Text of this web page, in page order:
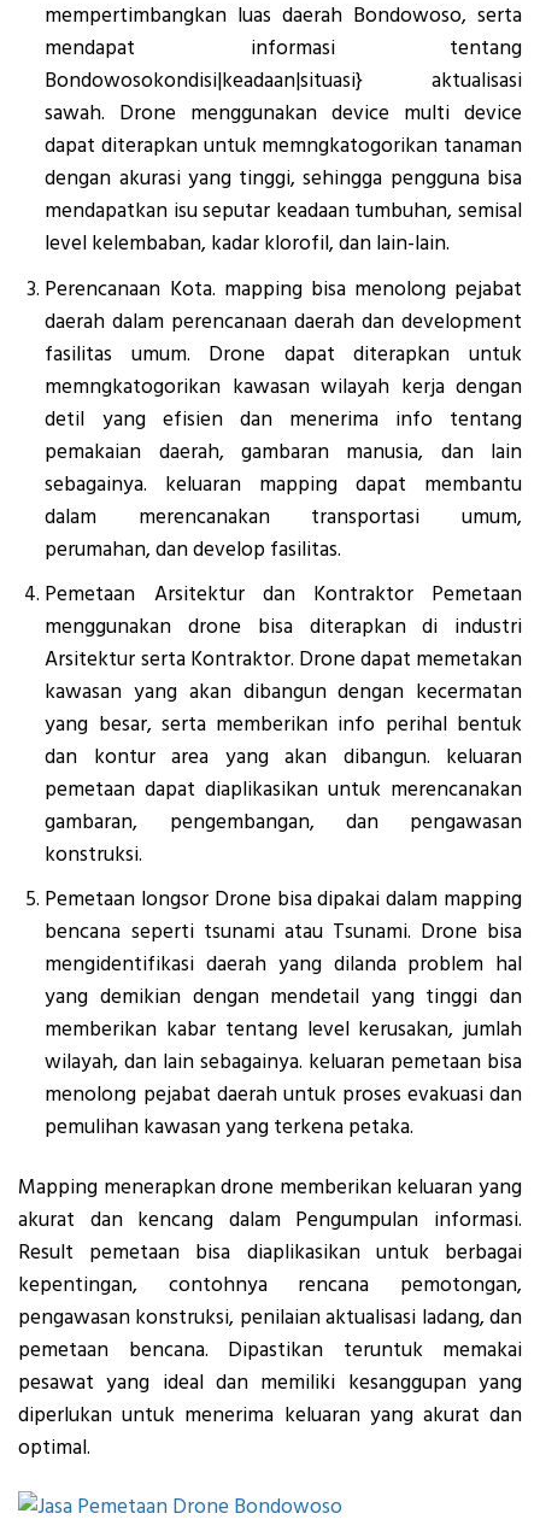
mempertimbangkan luas daerah Bondowoso, serta
mendapat informasi tentang
Bondowosokondisi|keadaan|situasi} aktualisasi
sawah. Drone menggunakan device multi device
dapat diterapkan untuk memngkatogorikan tanaman
dengan akurasi yang tinggi, sehingga pengguna bisa
mendapatkan isu seputar keadaan tumbuhan, semisal
level kelembaban, kadar klorofil, dan lain-lain.
Perencanaan Kota. mapping bisa menolong pejabat
daerah dalam perencanaan daerah dan development
fasilitas umum. Drone dapat diterapkan untuk
memngkatogorikan kawasan wilayah kerja dengan
detil yang efisien dan menerima info tentang
pemakaian daerah, gambaran manusia, dan lain
sebagainya. keluaran mapping dapat membantu
dalam merencanakan transportasi umum,
perumahan, dan develop fasilitas.
Pemetaan Arsitektur dan Kontraktor Pemetaan
menggunakan drone bisa diterapkan di industri
Arsitektur serta Kontraktor. Drone dapat memetakan
kawasan yang akan dibangun dengan kecermatan
yang besar, serta memberikan info perihal bentuk
dan kontur area yang akan dibangun. keluaran
pemetaan dapat diaplikasikan untuk merencanakan
gambaran, pengembangan, dan pengawasan
konstruksi.
Pemetaan longsor Drone bisa dipakai dalam mapping
bencana seperti tsunami atau Tsunami. Drone bisa
mengidentifikasi daerah yang dilanda problem hal
yang demikian dengan mendetail yang tinggi dan
memberikan kabar tentang level kerusakan, jumlah
wilayah, dan lain sebagainya. keluaran pemetaan bisa
menolong pejabat daerah untuk proses evakuasi dan
pemulihan kawasan yang terkena petaka.
Mapping menerapkan drone memberikan keluaran yang
akurat dan kencang dalam Pengumpulan informasi.
Result pemetaan bisa diaplikasikan untuk berbagai
kepentingan, contohnya rencana pemotongan,
pengawasan konstruksi, penilaian aktualisasi ladang, dan
pemetaan bencana. Dipastikan teruntuk memakai
pesawat yang ideal dan memiliki kesanggupan yang
diperlukan untuk menerima keluaran yang akurat dan
optimal.